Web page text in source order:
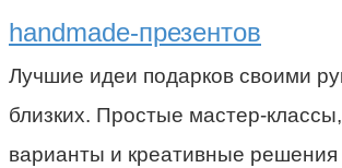
handmade-презентов
Лучшие идеи подарков своими
близких. Простые мастер-
варианты и креативные решения